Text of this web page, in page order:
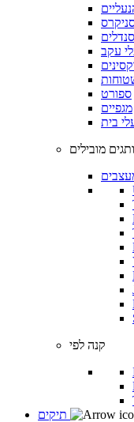
סנדלים
עקב
ספורט
מגפיים
בית
מובילים
קנה לפי